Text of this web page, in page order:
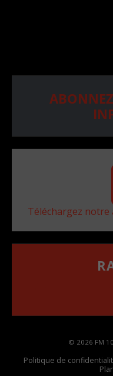
Téléchargez notre
© 2026 FM
Politique de